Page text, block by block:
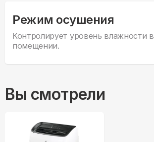
Режим осушения
Контролирует уровень влажности в
помещении.
Вы смотрели